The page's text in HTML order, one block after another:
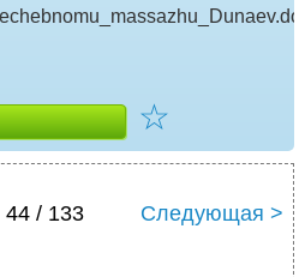
☆
44 / 133 Следующая >